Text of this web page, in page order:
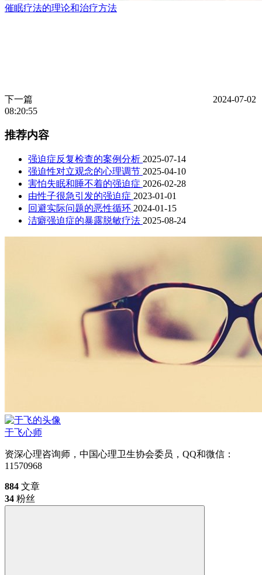
催眠疗法的理论和治疗方法
下一篇
2024-07-02
08:20:55
推荐内容
强迫症反复检查的案例分析 2025-07-14
强迫性对立观念的心理调节 2025-04-10
害怕失眠和睡不着的强迫症 2026-02-28
由性子很急引发的强迫症 2023-01-01
回避实际问题的恶性循环 2024-01-15
洁癖强迫症的暴露脱敏疗法 2025-08-24
于飞心师
资深心理咨询师，中国心理卫生协会委员，QQ和微信：
11570968
884 文章
34 粉丝